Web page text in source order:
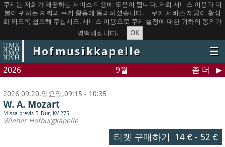
쿠키는 저희가 제공하는 서비스 이용에 도움이 됩니다. 저희 서비스 이용과 더
불어 귀하는 저희의 쿠키 활용에 동의하셨습니다.
쿠키 서비스 제공이 활성
화 되도록 협조해 주십시오. 서비스 이용으로 쿠키 설정에 대한 귀하의 동의가
명백해집니다.
OK
Hofmusikkapelle ☰
2026 9월 좀 더
2026 09.20.일요일,09:15 - 10:35
W. A. Mozart
Missa brevis B-Dur, KV 275
Wiener Hofburgkapelle
티켓 구매하기 14 €- 52 €